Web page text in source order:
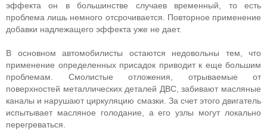
эффекта он в большинстве случаев временный, то есть
проблема лишь немного отсрочивается. Повторное применение
добавки надлежащего эффекта уже не дает.
В основном автомобилисты остаются недовольны тем, что
применение определенных присадок приводит к еще большим
проблемам. Смолистые отложения, отрываемые от
поверхностей металлических деталей ДВС, забивают масляные
каналы и нарушают циркуляцию смазки. За счет этого двигатель
испытывает масляное голодание, а его узлы могут локально
перегреваться.